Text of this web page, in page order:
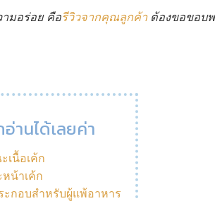
ามอร่อย คือรีวิวจากคุณลูกค้าต้องขอขอบ
อ่านได้เลยค่า
เนื้อเค้ก
หน้าเค้ก
ะกอบสำหรับผู้แพ้อาหาร